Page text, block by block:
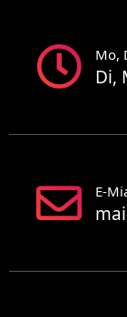
Mo,
Di,
E-